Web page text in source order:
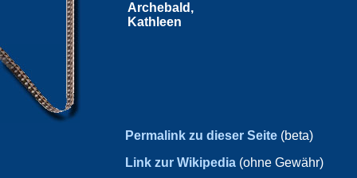
Archebald,
Kathleen
Permalink zu dieser Seite (beta)
Link zur Wikipedia (ohne Gewähr)